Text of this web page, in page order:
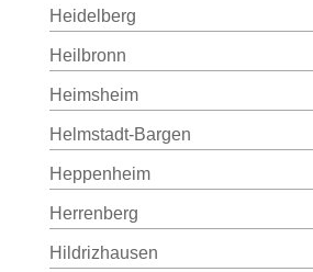
Heidelberg
Heilbronn
Heimsheim
Helmstadt-Bargen
Heppenheim
Herrenberg
Hildrizhausen